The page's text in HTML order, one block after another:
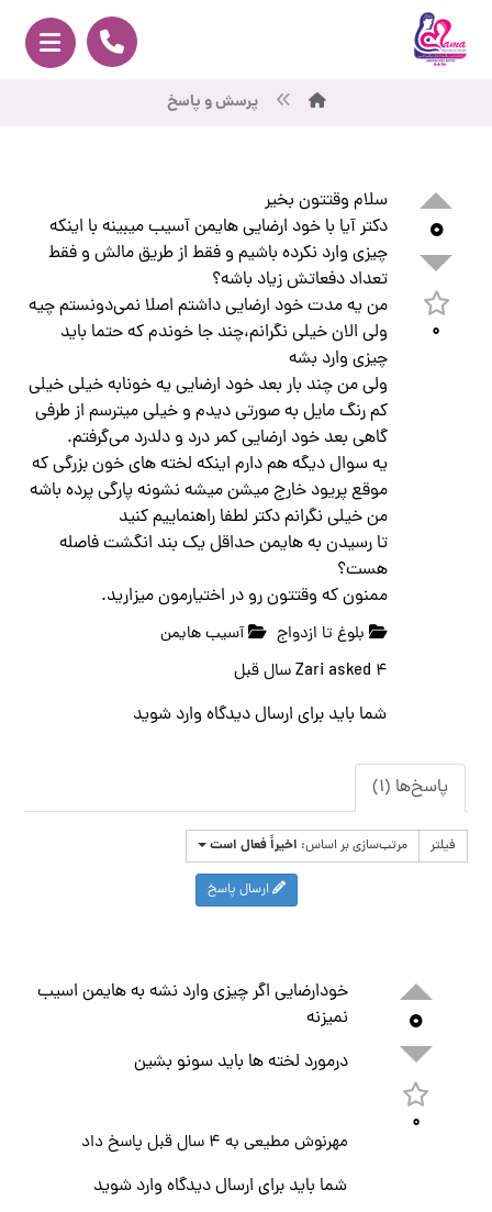
پرسش و پاسخ
۰
۰
سلام وقتتون بخیر
دکتر آیا با خود ارضایی هایمن آسیب میبینه با اینکه
چیزی وارد نکرده باشیم و فقط از طریق مالش و فقط
تعداد دفعاتش زیاد باشه؟
من یه مدت خود ارضایی داشتم اصلا نمی‌دونستم چیه
ولی الان خیلی نگرانم،چند جا خوندم که حتما باید
چیزی وارد بشه
ولی من چند بار بعد خود ارضایی یه خونابه خیلی خیلی
کم رنگ مایل به صورتی دیدم و خیلی میترسم از طرفی
گاهی بعد خود ارضایی کمر درد و دلدرد می‌گرفتم.
یه سوال دیگه هم دارم اینکه لخته های خون بزرگی که
موقع پریود خارج میشن میشه نشونه پارگی پرده باشه
من خیلی نگرانم دکتر لطفا راهنماییم کنید
تا رسیدن به هایمن حداقل یک بند انگشت فاصله
هست؟
ممنون که وقتتون رو در اختیارمون میزارید.
بلوغ تا ازدواج آسیب هایمن
Zari asked ۴ سال قبل
شما باید برای ارسال دیدگاه وارد شوید
پاسخ‌ها (۱)
فیلتر مرتب‌سازی بر اساس: اخیراً فعال است
ارسال پاسخ
۰
۰
خودارضایی اگر چیزی وارد نشه به هایمن اسیب
نمیزنه
درمورد لخته ها باید سونو بشین
مهرنوش مطیعیبه ۴ سال قبل پاسخ داد
شما باید برای ارسال دیدگاه وارد شوید